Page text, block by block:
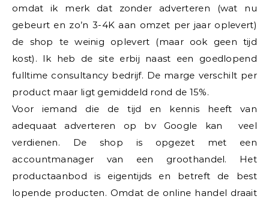
omdat ik merk dat zonder adverteren (wat nu
gebeurt en zo’n 3-4K aan omzet per jaar oplevert)
de shop te weinig oplevert (maar ook geen tijd
kost). Ik heb de site erbij naast een goedlopend
fulltime consultancy bedrijf. De marge verschilt per
product maar ligt gemiddeld rond de 15%.
Voor iemand die de tijd en kennis heeft van
adequaat adverteren op bv Google kan veel
verdienen. De shop is opgezet met een
accountmanager van een groothandel. Het
productaanbod is eigentijds en betreft de best
lopende producten. Omdat de online handel draait